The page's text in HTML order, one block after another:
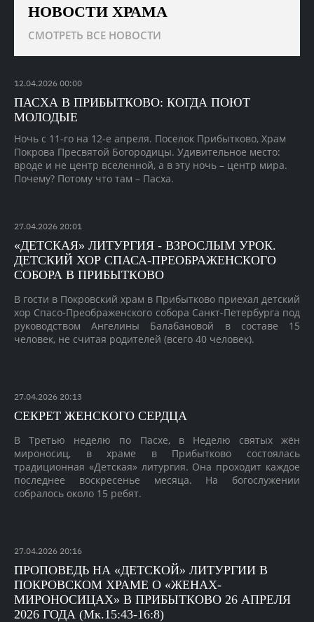
НОВОСТИ ХРАМА
СМОТРЕТЬ ВСЕ НОВОСТИ
27.04.2026 20:16
ПРОПОВЕДЬ НА «ДЕТСКОЙ» ЛИТУРГИИ В
ПОКРОВСКОМ ХРАМЕ О «ЖЕНАХ-
МИРОНОСИЦАХ» В ПРИБЫТКОВО 26 АПРЕЛЯ
2026 ГОДА (Мк.15:43-16:8)
27.04.2026 20:13
СЕКРЕТ ЖЕНСКОГО СЕРДЦА
В Третью неделю по Пасхе, в Неделю святых жён
мироносиц, в храме в Прибытково состоялась
традиционная «Детская» литургия. Она проходит каждое
последнее воскресенье месяца. На богослужении
собралось около 15 ребят.
27.04.2026 20:01
«ДЕТСКАЯ» ЛИТУРГИЯ - ВЗРОСЛЫМ УРОК.
ДЕТСКИЙ ХОР СПАСА-ПРЕОБРАЖЕНСКОГО
СОБОРА В ПРИБЫТКОВО
В гости в Покровский храм в Прибытково приехал детский
хор Спасо-Преображенского собора Санкт-Петербурга под
руководством Ангелины Балабановой в составе 15
человек, не считая родителей (всего 40 человек).
12.04.202600:00
ПАСХА В ПРИБЫТКОВО: КОГДА ПОЮТ
МОЛОДЫЕ
Ночь с 11-го на 12-е апреля. Поселок Прибытково, Храм
Покрова Пресвятой Богородицы. Удивительное место:
вроде и не центр вселенной, а в эту ночь – центр мира.
Почему? Потому что там – Пасха.